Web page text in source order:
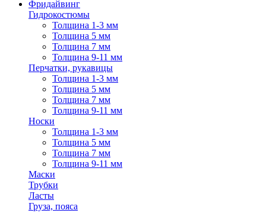
Фридайвинг
Гидрокостюмы
Толщина 1-3 мм
Толщина 5 мм
Толщина 7 мм
Толщина 9-11 мм
Перчатки, рукавицы
Толщина 1-3 мм
Толщина 5 мм
Толщина 7 мм
Толщина 9-11 мм
Носки
Толщина 1-3 мм
Толщина 5 мм
Толщина 7 мм
Толщина 9-11 мм
Маски
Трубки
Ласты
Груза, пояса